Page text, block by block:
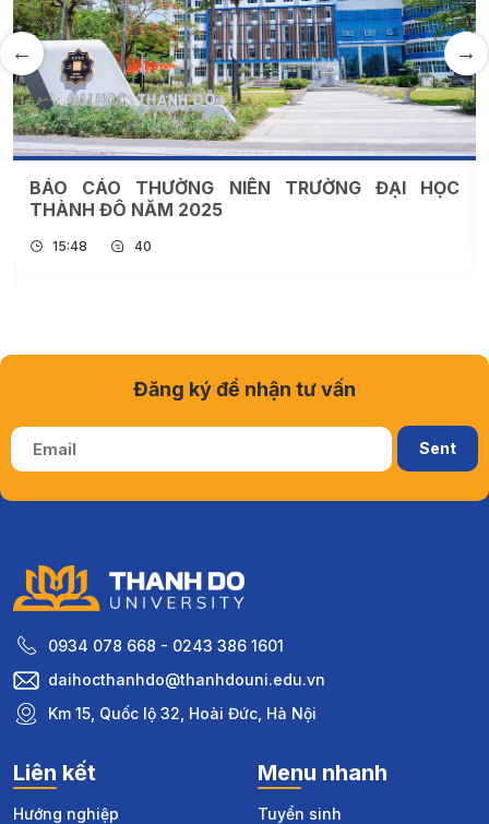
BÁO CÁO THƯỜNG NIÊN TRƯỜNG ĐẠI HỌC
THÀNH ĐÔ NĂM 2025
15:48 40
0934 078 668 - 0243 386 1601
daihocthanhdo@thanhdouni.edu.vn
Km 15, Quốc lộ 32, Hoài Đức, Hà Nội
Liên kết
Hướng nghiệp
Menu nhanh
Tuyển sinh
Đăng ký để nhận tư vấn